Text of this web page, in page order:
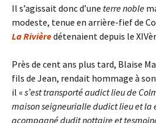
Il s’agissait donc d’une terre noble
modeste, tenue en arrière-fief de
La Rivièredétenaient depuis le
Près de cent ans plus tard, Blaise
fils de Jean, rendait hommage à
il « s’est transporté audict lieu de
maison seigneurialle dudict lieu et la
acompagné dudit nottaire et